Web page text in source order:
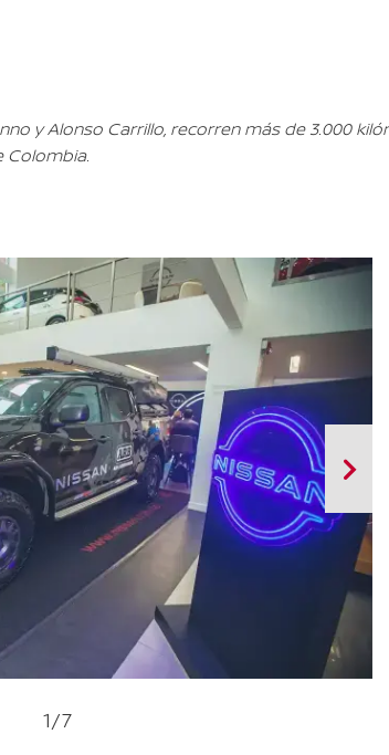
y Alonso Carrillo, recorren más de 3.000
Colombia.
1/7